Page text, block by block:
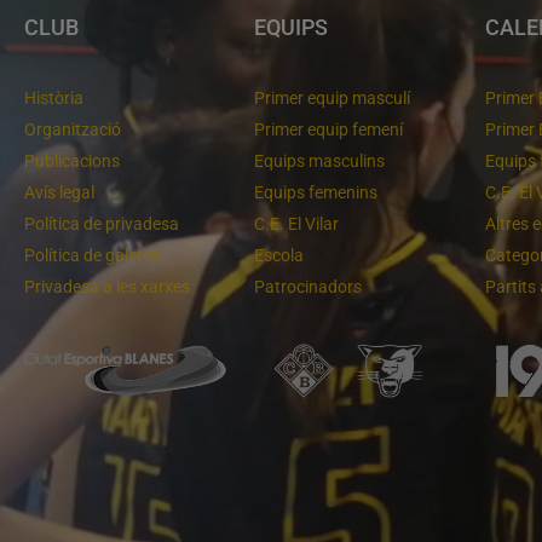
CLUB
Història
Organització
Publicacions
Avís legal
Política de privadesa
Política de galetes
Privadesa a les xarxes
EQUIPS
Primer equip masculí
Primer equip femení
Equips masculins
Equips femenins
C.E. El Vilar
Escola
Patrocinadors
Primer
Primer
Equips
C.E. El
Altres
Partits
Un final rodó Cloenda de temporada